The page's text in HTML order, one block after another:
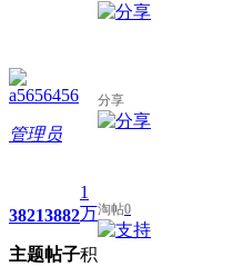
a5656456
管理员
3821
主题
3882
帖子
1
万
积
分享
淘帖0